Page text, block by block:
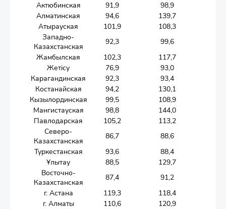
Актюбинская
91,9
98,9
Алматинская
94,6
139,7
Атырауская
101,9
108,3
Западно-
Казахстанская
92,3
99,6
Жамбылская
102,3
117,7
Жетісу
76,9
93,0
Карагандинская
92,3
93,4
Костанайская
94,2
130,1
Кызылординская
99,5
108,9
Мангистауская
98,8
144,0
Павлодарская
105,2
113,2
Северо-
Казахстанская
86,7
88,6
Туркестанская
93,6
88,4
Ұлытау
88,5
129,7
Восточно-
Казахстанская
87,4
91,2
г. Астана
119,3
118,4
г. Алматы
110,6
120,9